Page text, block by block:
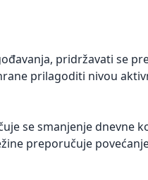
pridržavati se
prilagoditi nivou
se smanjenje dnevne
preporučuje